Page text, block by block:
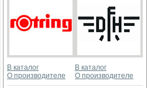
В каталог
О производителе
В каталог
О производителе